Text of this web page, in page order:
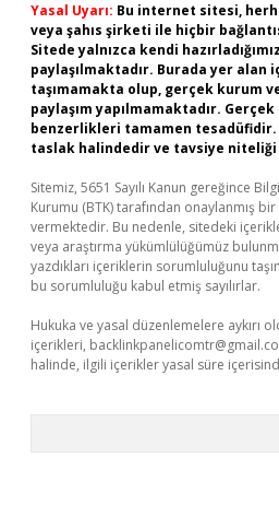
Yasal Uyarı: Bu internet sitesi,
veya şahıs şirketi ile hiçbir
Sitede yalnızca kendi
paylaşılmaktadır. Burada yer
taşımamakta olup, gerçek kurum
paylaşım yapılmamaktadır.
benzerlikleri tamamen
taslak halindedir ve tavsiye niteliği
Sitemiz, 5651 Sayılı Kanun gereğince
Kurumu (BTK) tarafından onaylanmış
vermektedir. Bu nedenle, sitedeki
veya araştırma yükümlülüğümüz
yazdıkları içeriklerin sorumluluğunu
bu sorumluluğu kabul etmiş sayılırlar.
Hukuka ve yasal düzenlemelere aykırı
içerikleri,
halinde, ilgili içerikler yasal süre